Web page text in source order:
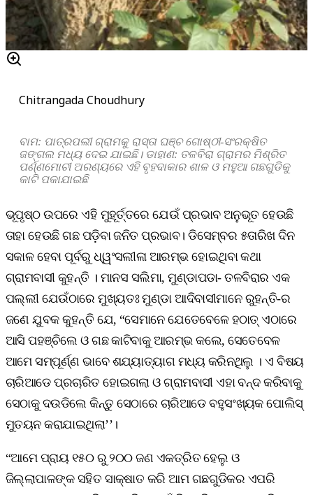
Chitrangada Choudhury
ବାମ: ପାତ୍ରପଲୀ ଗ୍ରାମକୁ ରାସ୍ତା ଘଞ୍ଚ ଗୋଷ୍ଠୀ-ସଂରକ୍ଷିତ
ଜଙ୍ଗଲ ମଧ୍ୟ ଦେଇ ଯାଇଛି। ଡାହାଣ: ତଳବିରା ଗ୍ରାମର ମିଶ୍ରିତ
ପର୍ଣ୍ଣମୋଚୀ ଅରଣ୍ୟରେ ଏହି ବୃହଦାକାର ଶାଳ ଓ ମହୁଆ ଗଛଗୁଡିକୁ
କାଟି ପକାଯାଇଛି
ଭୂପୃଷ୍ଠ ଉପରେ ଏହି ମୁହୂର୍ତ୍ତରେ ଯେଉଁ ପ୍ରଭାବ ଅନୁଭୂତ ହେଉଛି
ତାହା ହେଉଛି ଗଛ ପଡ଼ିବା ଜନିତ ପ୍ରଭାବ। ଡିସେମ୍ବର ୫ତାରିଖ ଦିନ
ସକାଳ ହେବା ପୂର୍ବରୁ ଧ୍ୱଂସଲୀଳା ଆରମ୍ଭ ହୋଇଥିବା କଥା
ଗ୍ରାମବାସୀ କୁହନ୍ତି । ମାନସ ସଲିମା, ମୁଣ୍ଡାପଡା- ତଳବିରାର ଏକ
ପଲ୍ଲୀ ଯେଉଁଠାରେ ମୁଖ୍ୟତଃ ମୁଣ୍ଡା ଆଦିବାସୀମାନେ ରୁହନ୍ତି-ର
ଜଣେ ଯୁବକ କୁହନ୍ତି ଯେ, “ସେମାନେ ଯେତେବେଳେ ହଠାତ୍‌ ଏଠାରେ
ଆସି ପହଞ୍ଚିଲେ ଓ ଗଛ କାଟିବାକୁ ଆରମ୍ଭ କଲେ, ସେତେବେଳ
ଆମେ ସମ୍ପୂର୍ଣ୍ଣ ଭାବେ ଶଯ୍ୟାତ୍ୟାଗ ମଧ୍ୟ କରିନଥିଲୁ । ଏ ବିଷୟ
ଚାରିଆଡେ ପ୍ରଚାରିତ ହୋଇଗଲା ଓ ଗ୍ରାମବାସୀ ଏହା ବନ୍ଦ କରିବାକୁ
ସେଠାକୁ ଦଉଡିଲେ କିନ୍ତୁ ସେଠାରେ ଚାରିଆଡେ ବହୁସଂଖ୍ୟକ ପୋଲିସ୍‌
ମୁତୟନ କରାଯାଇଥିଲା’’।
“ଆମେ ପ୍ରାୟ ୧୫୦ ରୁ ୨୦୦ ଜଣ ଏକତ୍ରିତ ହେଲୁ ଓ
ଜିଲ୍ଲାପାଳଙ୍କ ସହିତ ସାକ୍ଷାତ କରି ଆମ ଗଛଗୁଡିକର ଏପରି